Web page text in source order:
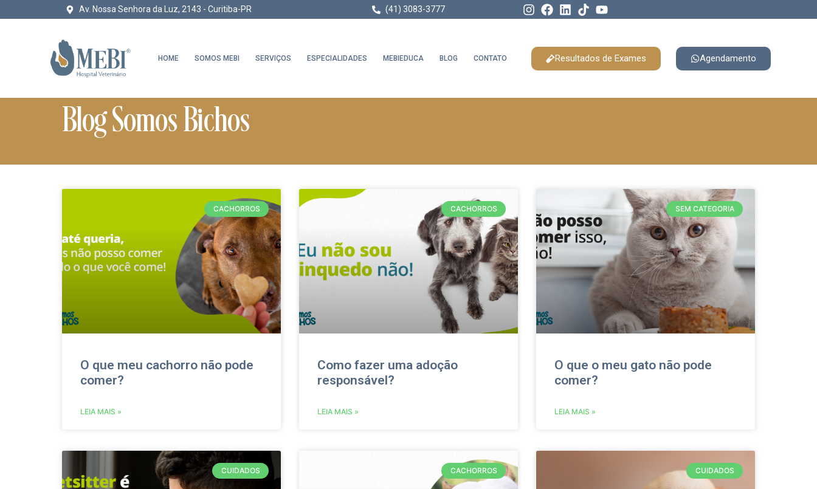
Av. Nossa Senhora da Luz, 2143 - Curitiba-PR (41) 3083-3777
HOME SOMOS MEBI SERVIÇOS ESPECIALIDADES MEBIEDUCA BLOG CONTATO Resultados de Exames Agendamento
Blog Somos Bichos
CACHORROS
O que meu cachorro não pode
comer?
LEIA MAIS »
CACHORROS
Como fazer uma adoção
responsável?
LEIA MAIS »
SEM CATEGORIA
O que o meu gato não pode
comer?
LEIA MAIS »
CUIDADOS CACHORROS CUIDADOS